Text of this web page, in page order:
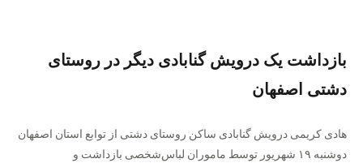
بازداشت یک درویش گنابادی دیگر در روستای
دشتی اصفهان
هادی کریمی درویش گنابادی ساکن روستای دشتی از توابع استان اصفهان
دوشنبه ۱۹ شهریور توسط ماموران لباس‌شخصی بازداشت و